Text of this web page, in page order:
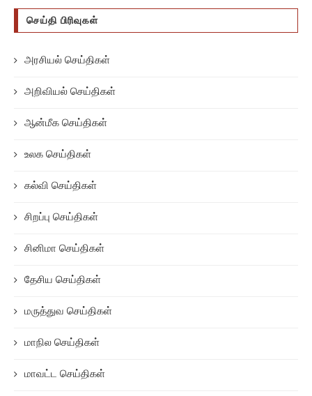
செய்தி பிரிவுகள்
அரசியல் செய்திகள்
அறிவியல் செய்திகள்
ஆன்மீக செய்திகள்
உலக செய்திகள்
கல்வி செய்திகள்
சிறப்பு செய்திகள்
சினிமா செய்திகள்
தேசிய செய்திகள்
மருத்துவ செய்திகள்
மாநில செய்திகள்
மாவட்ட செய்திகள்